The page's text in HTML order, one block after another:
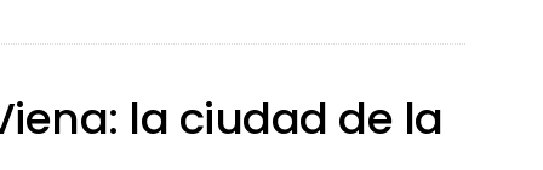
recomendados
la ciudad de la